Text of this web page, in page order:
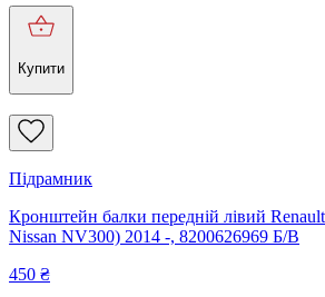
Купити
Підрамник
Кронштейн балки передній лівий
Nissan NV300) 2014 -, 8200626969 Б/В
450 ₴